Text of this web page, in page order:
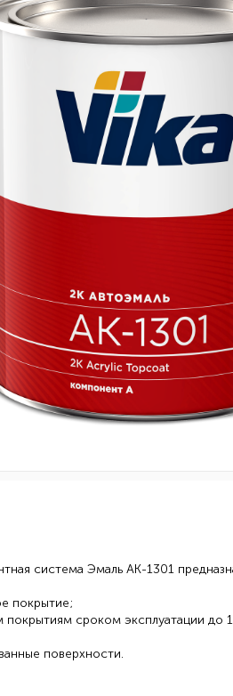
система Эмаль АК-1301
покрытие;
покрытиям сроком эксплуатации
поверхности.